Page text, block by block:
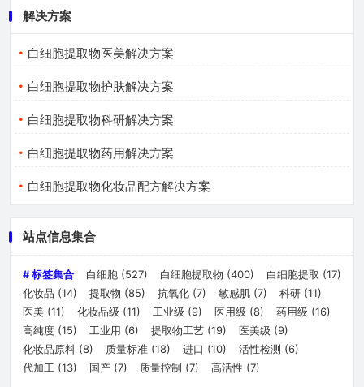
解决方案
白细胞提取物医美解决方案
白细胞提取物护肤解决方案
白细胞提取物科研解决方案
白细胞提取物药用解决方案
白细胞提取物化妆品配方解决方案
站点信息集合
# 标签集合 白细胞 (527) 白细胞提取物 (400) 白细胞提取 (17)
化妆品 (14) 提取物 (85) 抗氧化 (7) 敏感肌 (7) 科研 (11)
医美 (11) 化妆品级 (11) 工业级 (9) 医用级 (8) 药用级 (16)
高纯度 (15) 工业用 (6) 提取物工艺 (19) 医美级 (9)
化妆品原料 (8) 质量标准 (18) 进口 (10) 活性检测 (6)
代加工 (13) 国产 (7) 质量控制 (7) 高活性 (7)